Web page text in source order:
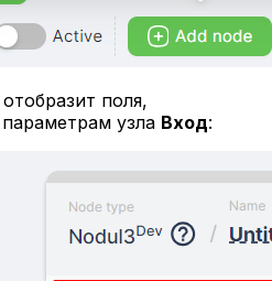
поля,
узла Вход: